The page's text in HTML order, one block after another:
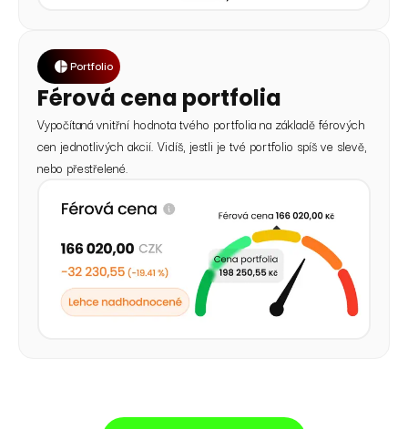
Portfolio
Férová cena portfolia
Vypočítaná vnitřní hodnota tvého portfolia na základě férových
cen jednotlivých akcií. Vidíš, jestli je tvé portfolio spíš ve slevě,
nebo přestřelené.